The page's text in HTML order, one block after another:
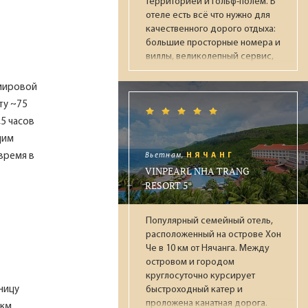
~75
часов
в
отеле есть всё что нужно для
качественного дорого отдыха:
большие просторные номера и
виллы, великолепный сервис,
множество ресторанов и баров,
достойное питание по системе
аквапарк, парк динозавров,
несколько бассейнов, СПА-
центр, фитнес, ночной клуб,
боулинг. Рекомендуется для
обеспеченных пар и отдыха с
детьми.
Вьетнам,НЯЧАНГ
VINPEARL NHA TRANG
RESORT 5*
Популярный семейный отель,
расположенный на острове Хон
Че в 10 км от Нячанга. Между
островом и городом
круглосуточно курсирует
быстроходный катер и
проложена канатная дорога.